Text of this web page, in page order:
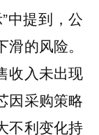
中提到，公
的风险。
收入未出现
因采购策略
不利变化持